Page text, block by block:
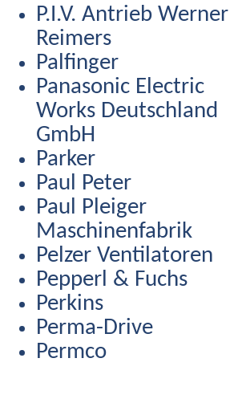
P.I.V. Antrieb Werner
Reimers
Palfinger
Panasonic Electric
Works Deutschland
GmbH
Parker
Paul Peter
Paul Pleiger
Maschinenfabrik
Pelzer Ventilatoren
Pepperl & Fuchs
Perkins
Perma-Drive
Permco